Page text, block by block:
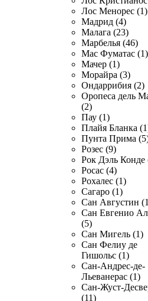
Лос Менорес (1)
Мадрид (4)
Малага (23)
Марбелья (46)
Мас Фуматас (1)
Мачер (1)
Морайра (3)
Ондаррибия (2)
Оропеса дель
(2)
Пау (1)
Плайя Бланка
Пунта Прима
Розес (9)
Рок Дэль Конде
Росас (4)
Рохалес (1)
Сагаро (1)
Сан Августин
Сан Евгенио
(5)
Сан Мигель (1)
Сан Фелиу де
Гишольс (1)
Сан-Андрес-де-
Льеванерас (1)
Сан-Жуст-
(11)